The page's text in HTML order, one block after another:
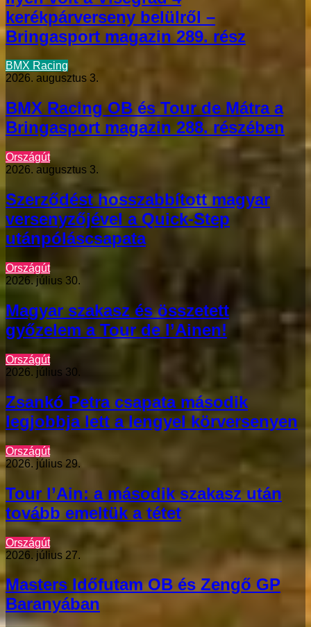
kerékpárverseny belülről –
Bringasport magazin 289. rész
BMX Racing
2026. augusztus 3.
BMX Racing OB és Tour de Mátra a
Bringasport magazin 288. részében
Országút
2026. augusztus 3.
Szerződést hosszabbított magyar
versenyzőjével a Quick-Step
utánpóláscsapata
Országút
2026. július 30.
Magyar szakasz és összetett
győzelem a Tour de l’Ainen!
Országút
2026. július 30.
Zsankó Petra csapata második
legjobbja lett a lengyel körversenyen
Országút
2026. július 29.
Tour l’Ain: a második szakasz után
tovább emeltük a tétet
Országút
2026. július 27.
Masters Időfutam OB és Zengő GP
Baranyában